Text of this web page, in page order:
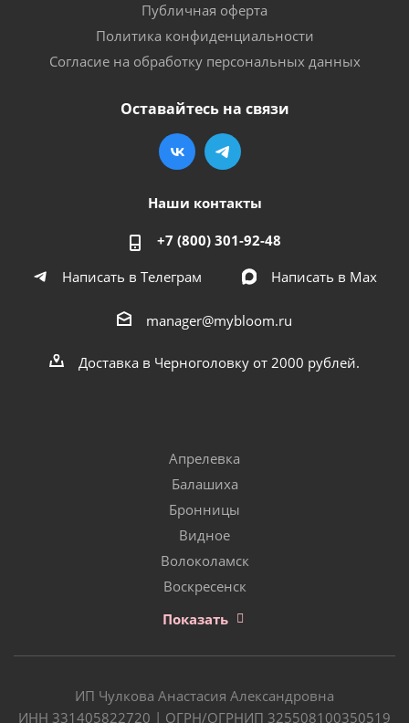
Публичная оферта
Политика конфиденциальности
Согласие на обработку персональных данных
Оставайтесь на связи
Наши контакты
+7 (800) 301-92-48
Написать в Телеграм
Написать в Мах
manager@mybloom.ru
Доставка в Черноголовку от 2000 рублей.
Апрелевка
Балашиха
Бронницы
Видное
Волоколамск
Воскресенск
Показать
ИП Чулкова Анастасия Александровна
ИНН 331405822720 | ОГРН/ОГРНИП 325508100350519